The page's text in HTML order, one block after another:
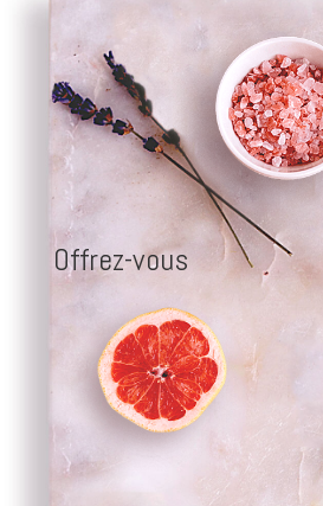
Offrez-vous